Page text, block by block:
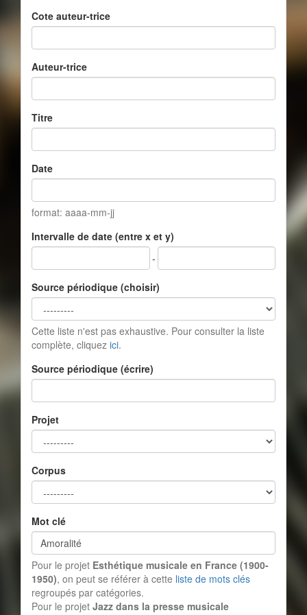
Cote auteur-trice
Auteur-trice
Titre
Date
format: aaaa-mm-jj
Intervalle de date (entre x et y)
-
Source périodique (choisir)
Cette liste n'est pas exhaustive. Pour consulter la liste
complète, cliquez ici.
Source périodique (écrire)
Projet
Corpus
Mot clé
Pour le projet Esthétique musicale en France (1900-
1950), on peut se référer à cette liste de mots clés
regroupés par catégories.
Pour le projet Jazz dans la presse musicale